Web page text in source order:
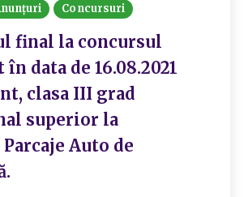
Concursuri
final la concursul
data de 16.08.2021
clasa III grad
superior la
Auto de